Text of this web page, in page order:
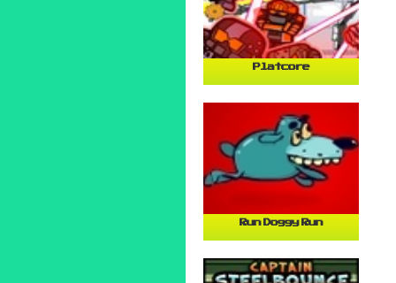
Platcore
Run Doggy Run